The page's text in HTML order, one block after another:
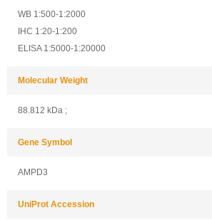
WB 1:500-1:2000
IHC 1:20-1:200
ELISA 1:5000-1:20000
Molecular Weight
88.812 kDa ;
Gene Symbol
AMPD3
UniProt Accession